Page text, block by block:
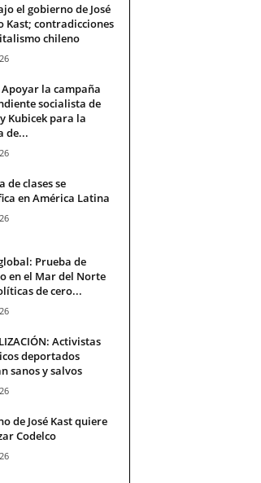
el gobierno de José
Kast; contradicciones
chileno
Apoyar la campaña
socialista de
Kubicek para la
de...
de clases se
en América Latina
Prueba de
en el Mar del Norte
de cero...
Activistas
deportados
sanos y salvos
de José Kast quiere
Codelco